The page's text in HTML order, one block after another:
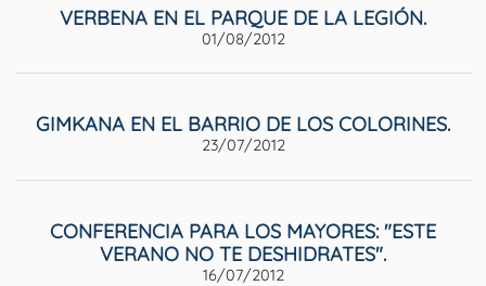
VERBENA EN EL PARQUE DE LA LEGIÓN.
01/08/2012
GIMKANA EN EL BARRIO DE LOS COLORINES.
23/07/2012
CONFERENCIA PARA LOS MAYORES: "ESTE
VERANO NO TE DESHIDRATES".
16/07/2012